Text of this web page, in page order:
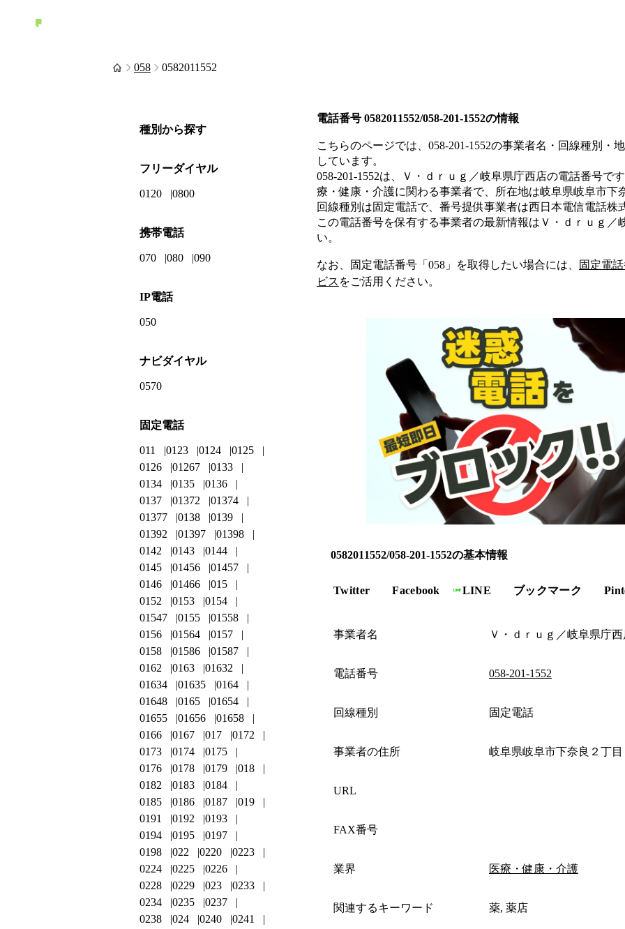
058 0582011552
電話番号 0582011552/058-201-1552の情報
こちらのページでは、 058-201-1552の事業者名・回線種別・
しています。
058-201-1552は、 Ｖ・ｄｒｕｇ／岐阜県庁西店の電話番号です
療・健康・介護に関わる事業者で、所在地は岐阜県岐阜市下
回線種別は固定電話で、番号提供事業者は西日本電信電話株
この電話番号を保有する事業者の最新情報は Ｖ・ｄｒｕｇ／
い。
なお、固定電話番号「 058 」を取得したい場合には、 固定電話
ビス をご活用ください。
0582011552/058-201-1552の基本情報
Twitter Facebook LINE ブックマーク
事業者名 Ｖ・ｄｒｕｇ／岐阜県庁
電話番号 058-201-1552
回線種別 固定電話
事業者の住所 岐阜県岐阜市下奈良２丁目
URL
FAX番号
業界 医療・健康・介護
関連するキーワード 薬, 薬店
種別から探す
フリーダイヤル
0120 0800
携帯電話
070 080 090
IP電話
050
ナビダイヤル
0570
固定電話
011 0123 0124
0125
0126
01267
0133
0134
0135
0136
0137
01372
01374
01377
0138
0139
01392
01397
01398
0142
0143
0144
0145
01456
01457
0146
01466
015
0152
0153
0154
01547
0155
01558
0156
01564
0157
0158
01586
01587
0162
0163
01632
01634
01635
0164
01648
0165
01654
01655
01656
01658
0166
0167 017
0172
0173
0174
0175
0176
0178 0179
018
0182
0183
0184
0185
0186 0187
019
0191
0192
0193
0194
0195
0197
0198
022 0220
0223
0224
0225
0226
0228
0229 023
0233
0234
0235
0237
0238
024 0240
0241